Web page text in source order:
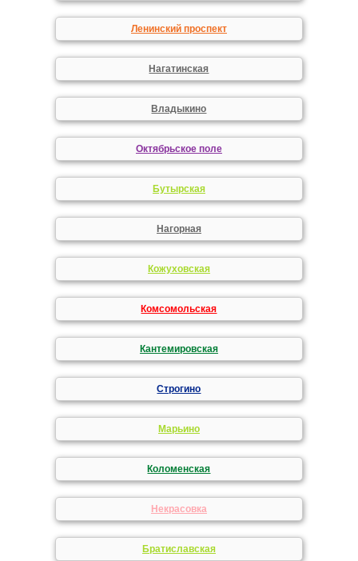
Ленинский проспект
Нагатинская
Владыкино
Октябрьское поле
Бутырская
Нагорная
Кожуховская
Комсомольская
Кантемировская
Строгино
Марьино
Коломенская
Некрасовка
Братиславская